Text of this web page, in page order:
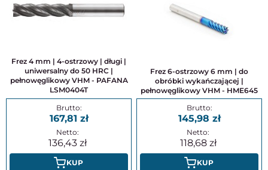
Frez 4 mm | 4-ostrzowy | długi |
uniwersalny do 50 HRC |
pełnowęglikowy VHM - PAFANA
LSM0404T
167,81
136,43
KUP
Frez 6-ostrzowy 6 mm | do
obróbki wykańczającej |
pełnowęglikowy VHM - HME645
145,98
118,68
KUP